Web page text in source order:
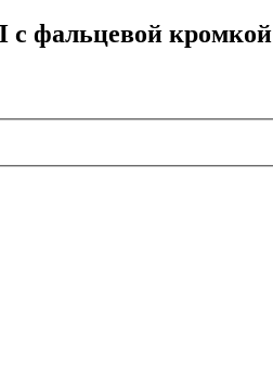
фальцевой